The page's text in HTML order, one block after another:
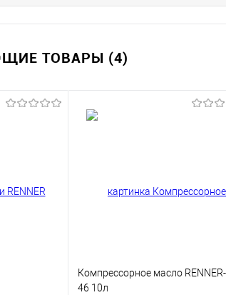
ТОВАРЫ (4)
Компрессорное масло
46 10л